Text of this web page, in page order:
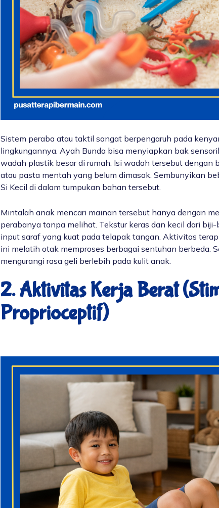
Sistem peraba atau taktil sangat berpengaruh pada
lingkungannya. Ayah Bunda bisa menyiapkan bak
wadah plastik besar di rumah. Isi wadah tersebut dengan
atau pasta mentah yang belum dimasak. Sembunyikan
Si Kecil di dalam tumpukan bahan tersebut.
Mintalah anak mencari mainan tersebut hanya dengan
perabanya tanpa melihat. Tekstur keras dan kecil dari
input saraf yang kuat pada telapak tangan. Aktivitas
ini melatih otak memproses berbagai sentuhan berbeda.
mengurangi rasa geli berlebih pada kulit anak.
2. Aktivitas Kerja Berat
Proprioceptif)